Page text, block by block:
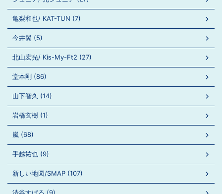
亀梨和也/ KAT-TUN (7)
今井翼 (5)
北山宏光/ Kis-My-Ft2 (27)
堂本剛 (86)
山下智久 (14)
岩橋玄樹 (1)
嵐 (68)
手越祐也 (9)
新しい地図/SMAP (107)